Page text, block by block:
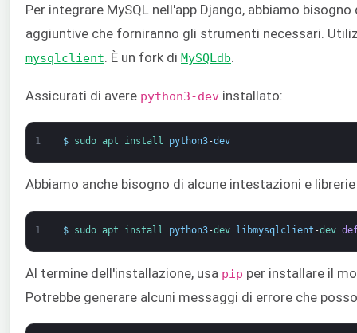
Per integrare MySQL nell'app Django, abbiamo
aggiuntive che forniranno gli strumenti necessari.
mysqlclient . È un fork di MySQLdb
Assicurati di avere python3-dev installato:
1 $ sudo apt install python3-dev
Abbiamo anche bisogno di alcune intestazioni e
1 $ sudo apt install python3-dev libmysqlclient -dev
Al termine dell'installazione, usa pip per installare il
Potrebbe generare alcuni messaggi di errore che